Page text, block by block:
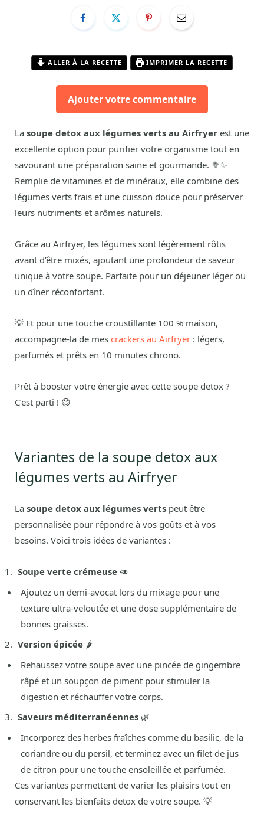
ALLER À LA RECETTE IMPRIMER LA RECETTE
Ajouter votre commentaire
La soupe detox aux légumes verts au Airfryer est une
excellente option pour purifier votre organisme tout en
savourant une préparation saine et gourmande. 🥦✨
Remplie de vitamines et de minéraux, elle combine des
légumes verts frais et une cuisson douce pour préserver
leurs nutriments et arômes naturels.
Grâce au Airfryer, les légumes sont légèrement rôtis
avant d’être mixés, ajoutant une profondeur de saveur
unique à votre soupe. Parfaite pour un déjeuner léger ou
un dîner réconfortant.
💡 Et pour une touche croustillante 100 % maison,
accompagne-la de mes crackers au Airfryer : légers,
parfumés et prêts en 10 minutes chrono.
Prêt à booster votre énergie avec cette soupe detox ?
C’est parti ! 😋
Variantes de la soupe detox aux
légumes verts au Airfryer
La soupe detox aux légumes verts peut être
personnalisée pour répondre à vos goûts et à vos
besoins. Voici trois idées de variantes :
Soupe verte crémeuse 🥑
Ajoutez un demi-avocat lors du mixage pour une
texture ultra-veloutée et une dose supplémentaire de
bonnes graisses.
Version épicée 🌶️
Rehaussez votre soupe avec une pincée de gingembre
râpé et un soupçon de piment pour stimuler la
digestion et réchauffer votre corps.
Saveurs méditerranéennes 🌿
Incorporez des herbes fraîches comme du basilic, de la
coriandre ou du persil, et terminez avec un filet de jus
de citron pour une touche ensoleillée et parfumée.
Ces variantes permettent de varier les plaisirs tout en
conservant les bienfaits detox de votre soupe. 💡